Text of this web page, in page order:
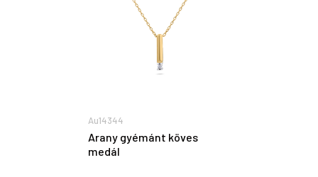
Au14344
Arany gyémánt köves
medál